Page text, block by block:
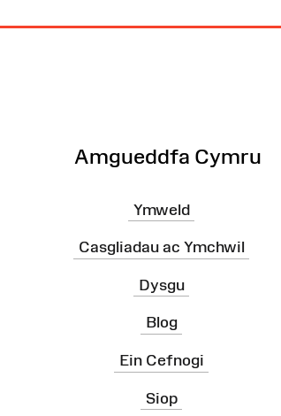
Amgueddfa Cymru
Ymweld
Casgliadau ac Ymchwil
Dysgu
Blog
Ein Cefnogi
Siop